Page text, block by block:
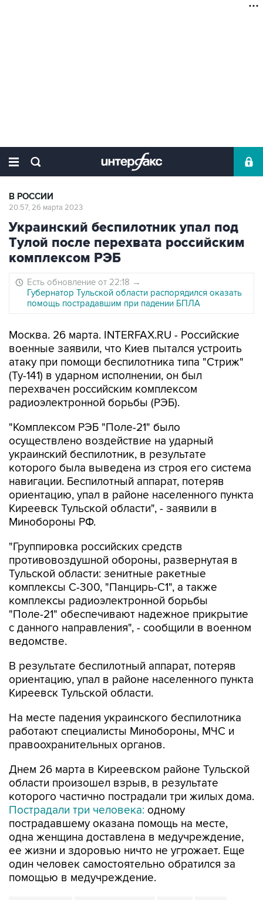
В РОССИИ
20:57, 26 марта 2023
Украинский беспилотник упал под
Тулой после перехвата российским
комплексом РЭБ
Есть обновление от 22:18 →
Губернатор Тульской области распорядился оказать
помощь пострадавшим при падении БПЛА
Москва. 26 марта. INTERFAX.RU - Российские
военные заявили, что Киев пытался устроить
атаку при помощи беспилотника типа "Стриж"
(Ту-141) в ударном исполнении, он был
перехвачен российским комплексом
радиоэлектронной борьбы (РЭБ).
"Комплексом РЭБ "Поле-21" было
осуществлено воздействие на ударный
украинский беспилотник, в результате
которого была выведена из строя его система
навигации. Беспилотный аппарат, потеряв
ориентацию, упал в районе населенного пункта
Киреевск Тульской области", - заявили в
Минобороны РФ.
"Группировка российских средств
противовоздушной обороны, развернутая в
Тульской области: зенитные ракетные
комплексы С-300, "Панцирь-С1", а также
комплексы радиоэлектронной борьбы
"Поле-21" обеспечивают надежное прикрытие
с данного направления", - сообщили в военном
ведомстве.
В результате беспилотный аппарат, потеряв
ориентацию, упал в районе населенного пункта
Киреевск Тульской области.
На месте падения украинского беспилотника
работают специалисты Минобороны, МЧС и
правоохранительных органов.
Днем 26 марта в Киреевском районе Тульской
области произошел взрыв, в результате
которого частично пострадали три жилых дома.
Пострадали три человека: одному
пострадавшему оказана помощь на месте,
одна женщина доставлена в медучреждение,
ее жизни и здоровью ничто не угрожает. Еще
один человек самостоятельно обратился за
помощью в медучреждение.